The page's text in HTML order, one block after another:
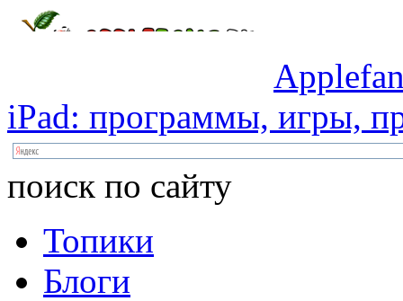
iPad: программы, игры,
поиск по сайту
Топики
Блоги